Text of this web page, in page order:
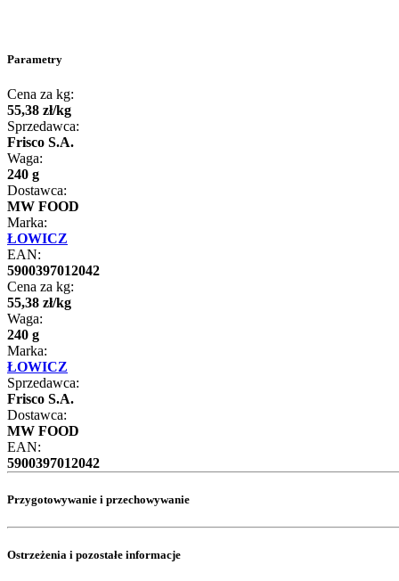
Parametry
Cena za kg:
55,38 zł/kg
Sprzedawca:
Frisco S.A.
Waga:
240 g
Dostawca:
MW FOOD
Marka:
ŁOWICZ
EAN:
5900397012042
Cena za kg:
55,38 zł/kg
Waga:
240 g
Marka:
ŁOWICZ
Sprzedawca:
Frisco S.A.
Dostawca:
MW FOOD
EAN:
5900397012042
Przygotowywanie i przechowywanie
Ostrzeżenia i pozostałe informacje